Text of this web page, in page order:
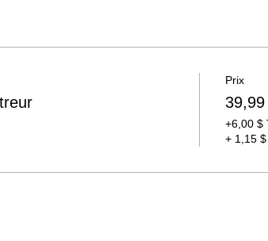
Prix
39,99
+6,00 $
+ 1,15